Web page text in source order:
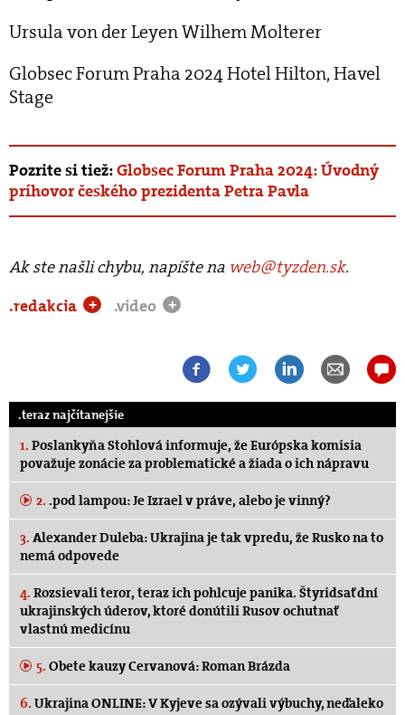
Ursula von der Leyen Wilhem Molterer
Globsec Forum Praha 2024 Hotel Hilton, Havel
Stage
Pozrite si tiež:Globsec Forum Praha 2024: Úvodný
príhovor českého prezidenta Petra Pavla
Ak ste našli chybu, napíšte na web@tyzden.sk.
.redakcia
+ .video +
.teraz najčítanejšie
1. Poslankyňa Stohlová informuje, že Európska komisia
považuje zonácie za problematické a žiada o ich nápravu
2. .pod lampou: Je Izrael v práve, alebo je vinný?
3. Alexander Duleba: Ukrajina je tak vpredu, že Rusko na to
nemá odpovede
4. Rozsievali teror, teraz ich pohlcuje panika. Štyridsať dní
ukrajinských úderov, ktoré donútili Rusov ochutnať
vlastnú medicínu
5. Obete kauzy Cervanová: Roman Brázda
6. Ukrajina ONLINE: V Kyjeve sa ozývali výbuchy, neďaleko